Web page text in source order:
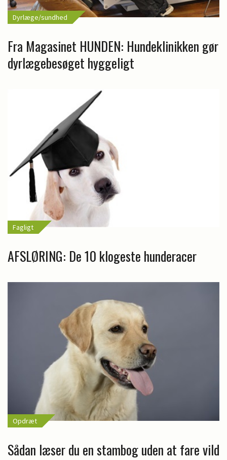
Dyrlæge/sundhed
Fra Magasinet HUNDEN: Hundeklinikken gør
dyrlægebesøget hyggeligt
Fagligt
AFSLØRING: De 10 klogeste hunderacer
Opdræt
Sådan læser du en stambog uden at fare vild